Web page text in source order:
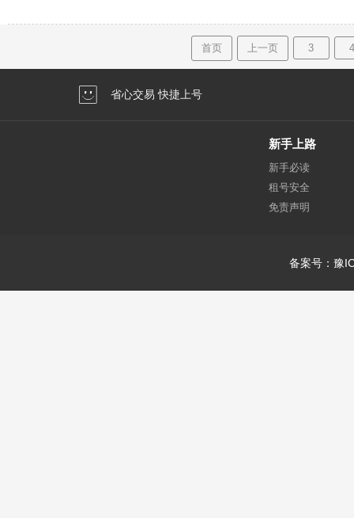
首页 上一页 3 4
省心交易 快捷上号
新手上路
新手必读
租号安全
免责声明
备案号：豫